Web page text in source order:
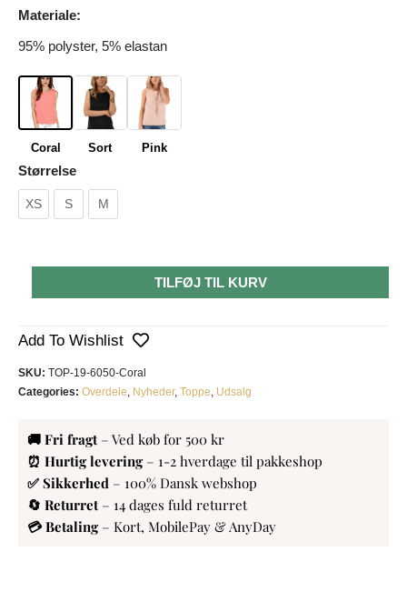
Materiale:
95% polyster, 5% elastan
Coral Sort Pink
Størrelse
XS S M
TILFØJ TIL KURV
Add To Wishlist
SKU: TOP-19-6050-Coral
Categories: Overdele, Nyheder, Toppe, Udsalg
🚚 Fri fragt – Ved køb for 500 kr
⏰ Hurtig levering – 1-2 hverdage til pakkeshop
✅ Sikkerhed – 100% Dansk webshop
🔄 Returret – 14 dages fuld returret
💳 Betaling – Kort, MobilePay & AnyDay